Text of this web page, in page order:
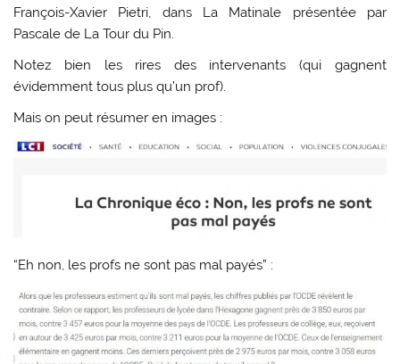
François-Xavier Pietri, dans La Matinale présentée par
Pascale de La Tour du Pin.
Notez bien les rires des intervenants (qui gagnent
évidemment tous plus qu’un prof).
Mais on peut résumer en images :
“Eh non, les profs ne sont pas mal payés” :